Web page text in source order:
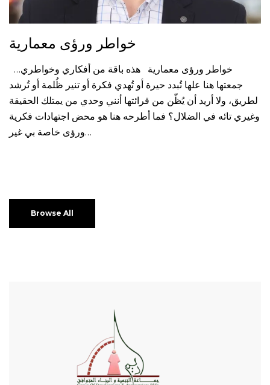
خواطر ورؤى معمارية
…خواطر ورؤى معمارية هذه باقة من أفكاري وخواطري
جمعتها هنا علها تُبدد حيرة أو تُهدي فكرة أو تنير ظُلمة أو تُرشد
لطريق، ولا أريد أن يُظّن من قرائتها أنني وحدي من يمتلك الحقيقة
وغيري تائه في الضلال؟ فما أطرحه هنا هو محض اجتهادات فكرية
ورؤى خاصة بي غير…
Browse All